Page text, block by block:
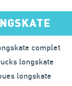
complet
longskate
longskate